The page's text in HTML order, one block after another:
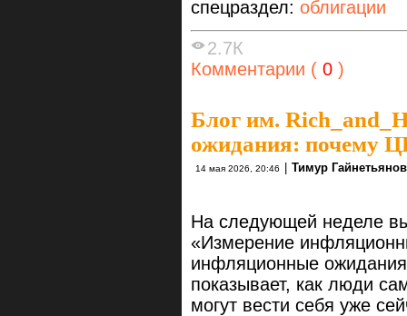
спецраздел: облигации
2.7К
Комментарии ( 0 )
Блог им.
ожидания: почему
14 мая 2026, 20:46 | Тимур Гайнетьянов
На следующей неделе
«Измерение
инфляционные
показывает, как люди
могут вести себя уже